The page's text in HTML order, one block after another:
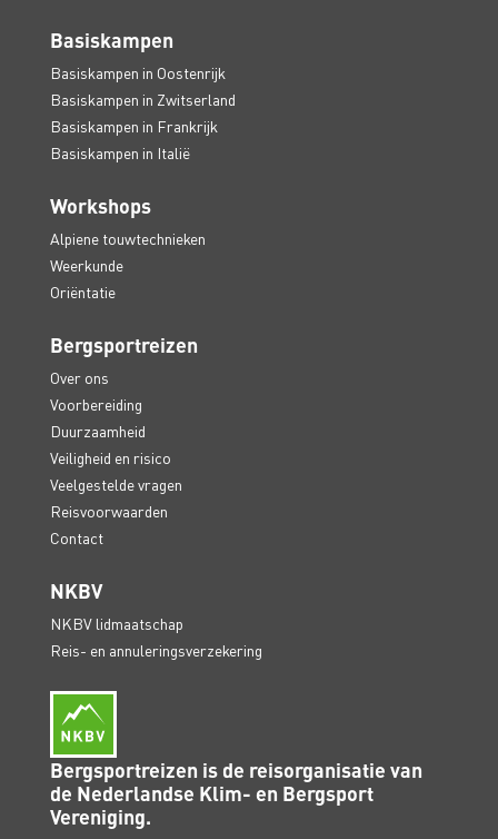
Basiskampen
Basiskampen in Oostenrijk
Basiskampen in Zwitserland
Basiskampen in Frankrijk
Basiskampen in Italië
Workshops
Alpiene touwtechnieken
Weerkunde
Oriëntatie
Bergsportreizen
Over ons
Voorbereiding
Duurzaamheid
Veiligheid en risico
Veelgestelde vragen
Reisvoorwaarden
Contact
NKBV
NKBV lidmaatschap
Reis- en annuleringsverzekering
Bergsportreizen is de reisorganisatie van
de Nederlandse Klim- en Bergsport
Vereniging.